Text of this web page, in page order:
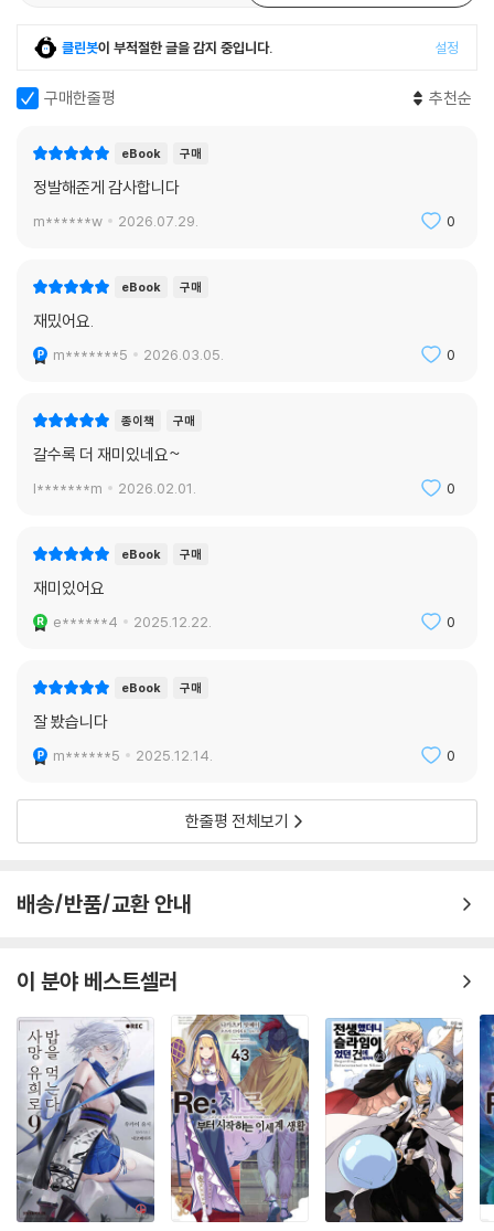
클린봇이 부적절한 글을 감지 중입니다. 설정
구매한줄평 추천순
eBook 구매
정발해준게 감사합니다
m******w 2026.07.29. 0
eBook 구매
재밌어요.
m*******5 2026.03.05. 0
종이책 구매
갈수록 더 재미있네요~
l*******m 2026.02.01. 0
eBook 구매
재미있어요
e******4 2025.12.22. 0
eBook 구매
잘 봤습니다
m******5 2025.12.14. 0
한줄평 전체보기
배송/반품/교환 안내
이 분야 베스트셀러